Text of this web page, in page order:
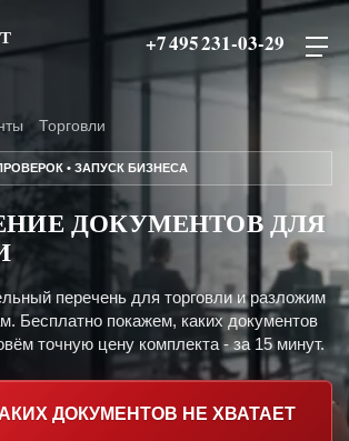
+7 495 231-03-29
Торговли
• ЗАПУСК БИЗНЕСА
ДОКУМЕНТОВ ДЛЯ
перечень для торговли и разложим
Бесплатно покажем, каких документов
точную цену комплекта - за 15 минут.
ДОКУМЕНТОВ НЕ ХВАТАЕТ